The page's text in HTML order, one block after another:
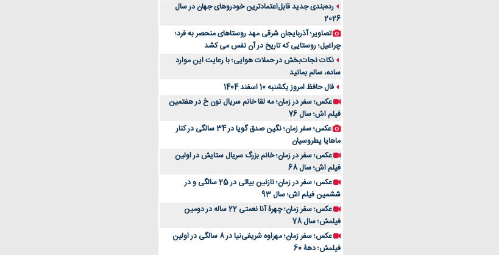
رده‌بندی جدید قابل‌اعتمادترین خودروهای جهان در سال
2026
تصاویر؛ آذربایجان شرقی مهد روستاهای منحصر به فرد؛
چراغیل؛ روستایی که تاریخ در آن نفس می کشد
نکات نجات‌بخش در حملات هوایی؛ با رعایت این موارد
ساده، سالم بمانید
فال حافظ امروز یکشنبه 10 اسفند 1404
عکس؛ سفر در زمان؛ مه لقا خانم سریال نون خ در هفتمین
فیلم اش؛ سال 76
عکس؛ سفر زمان؛ نگین صدق گویا در 34 سالگی در کنار
ماهایا پطروسیان
عکس؛ سفر در زمان؛ خانم بزرگ سریال ستایش در اولین
فیلم اش؛ سال 68
عکس؛ سفر در زمان؛ نازنین بیاتی در 25 سالگی و در
ششمین فیلم اش؛ سال 93
عکس؛ سفر زمان؛ چهرۀ آنا نعمتی 22 ساله در دومین
فیلمش؛ سال 78
عکس؛ سفر زمان؛ مهراوه شریفی‌نیا در 8 سالگی در اولین
فیلمش؛ دهۀ 60